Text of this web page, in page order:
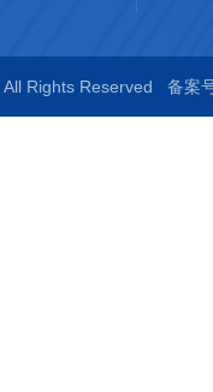
All Rights Reserved 备案